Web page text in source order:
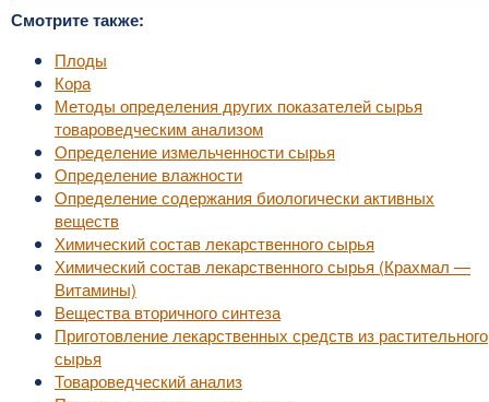
Смотрите также:
Плоды
Кора
Методы определения других показателей сырья
товароведческим анализом
Определение измельченности сырья
Определение влажности
Определение содержания биологически активных
веществ
Химический состав лекарственного сырья
Химический состав лекарственного сырья (Крахмал —
Витамины)
Вещества вторичного синтеза
Приготовление лекарственных средств из растительного
сырья
Товароведческий анализ